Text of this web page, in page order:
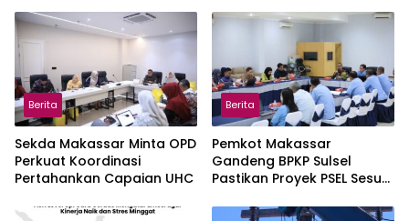
Berita
Sekda Makassar Minta OPD
Perkuat Koordinasi
Pertahankan Capaian UHC
Berita
Pemkot Makassar
Gandeng BPKP Sulsel
Pastikan Proyek PSEL Sesuai